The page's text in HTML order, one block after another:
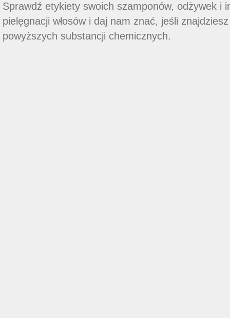
Sprawdź etykiety swoich szamponów, odżywek i
pielęgnacji włosów i daj nam znać, jeśli
powyższych substancji chemicznych.